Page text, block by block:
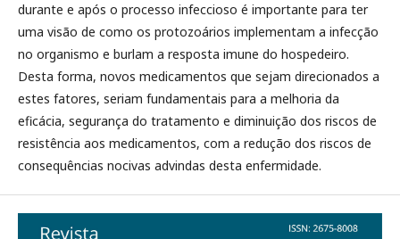
durante e após o processo infeccioso é importante para ter
uma visão de como os protozoários implementam a infecção
no organismo e burlam a resposta imune do hospedeiro.
Desta forma, novos medicamentos que sejam direcionados a
estes fatores, seriam fundamentais para a melhoria da
eficácia, segurança do tratamento e diminuição dos riscos de
resistência aos medicamentos, com a redução dos riscos de
consequências nocivas advindas desta enfermidade.